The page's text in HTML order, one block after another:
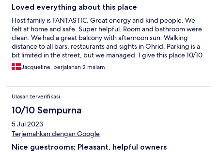
Loved everything about this place
Host family is FANTASTIC. Great energy and kind people. We
felt at home and safe. Super helpful. Room and bathroom were
clean. We had a great balcony with afternoon sun. Walking
distance to all bars, restaurants and sights in Ohrid. Parking is a
bit limited in the street, but we managed. I give this place 10/10
and I would come back any day. Thank you for this wonderful
stay.
Jacqueline, perjalanan 2 malam
Ulasan terverifikasi
10/10 Sempurna
5 Jul 2023
Terjemahkan dengan Google
Nice guestrooms; Pleasant, helpful owners